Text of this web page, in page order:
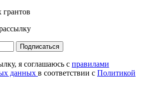
Подписаться
я соглашаюсь с правилами
данных в соответствии с Политикой